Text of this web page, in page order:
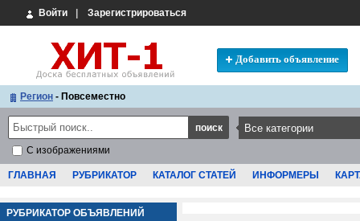
Войти Зарегистрироваться
Добавить объявление
Регион - Повсеместно
С изображениями
ГЛАВНАЯ РУБРИКАТОР КАТАЛОГ СТАТЕЙ ИНФОРМЕРЫ
РУБРИКАТОР ОБЪЯВЛЕНИЙ